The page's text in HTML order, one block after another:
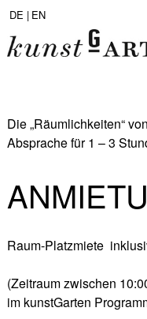
DE | EN
Die „Räumlichkeiten“
Absprache für 1 – 3
Raum-Platzmiete
(Zeitraum zwischen
im kunstGarten